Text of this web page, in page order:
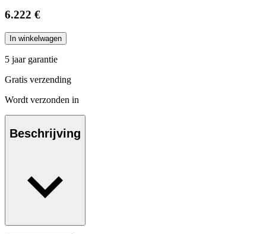
6.222 €
In winkelwagen
5 jaar garantie
Gratis verzending
Wordt verzonden in
Beschrijving